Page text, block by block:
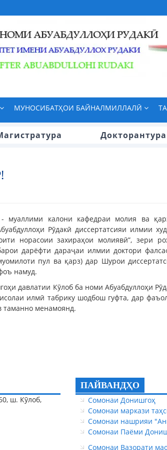
МУНОСИБАТҲОИ БАЙНАЛМИЛЛАЛӢ
Докторантура
муаллими калони кафедраи молия ва
Рӯдакӣ диссертатсияи илмии
норасоии захираҳои молиявӣ”, зери
дарёфти дараҷаи илмии доктори
пул ва қарз) дар Шурои
намуд.
давлатии Кӯлоб ба номи Абуабдуллоҳи
илмӣ табрику шодбош гуфта, дар
таманно менамоянд.
ш. Кӯлоб,
ПАЙВАНДҲО
Сомонаи Донишгоҳ
Сомонаи маркази
Сомонаи нашрияи
Сомонаи Паёми
Сомонаи Вазорати